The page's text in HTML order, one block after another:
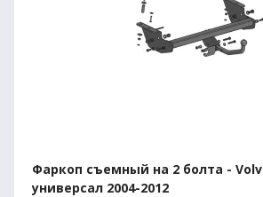
Фаркоп съемный на 2 болта -
универсал 2004-2012